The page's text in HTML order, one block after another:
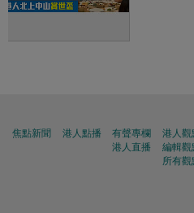
焦點新聞 港人點播
有聲專欄
港人直播
港人觀
編輯觀
所有觀